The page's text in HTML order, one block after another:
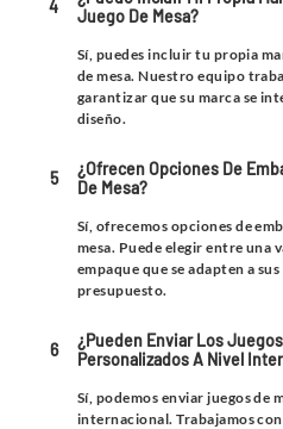
4
Juego De Mesa?
Sí, puedes incluir tu propia
de mesa. Nuestro equipo
garantizar que su marca se
diseño.
5
¿Ofrecen Opciones De
De Mesa?
Sí, ofrecemos opciones de
mesa. Puede elegir entre una
empaque que se adapten a
presupuesto.
6
¿Pueden Enviar Los
Personalizados A Nivel
Sí, podemos enviar juegos de
internacional. Trabajamos